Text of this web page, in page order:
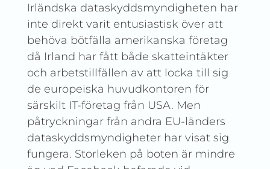
Irländska dataskyddsmyndigheten har
inte direkt varit entusiastisk över att
behöva bötfälla amerikanska företag
då Irland har fått både skatteintäkter
och arbetstillfällen av att locka till sig
de europeiska huvudkontoren för
särskilt IT-företag från USA. Men
påtryckningar från andra EU-länders
dataskyddsmyndigheter har visat sig
fungera. Storleken på boten är mindre